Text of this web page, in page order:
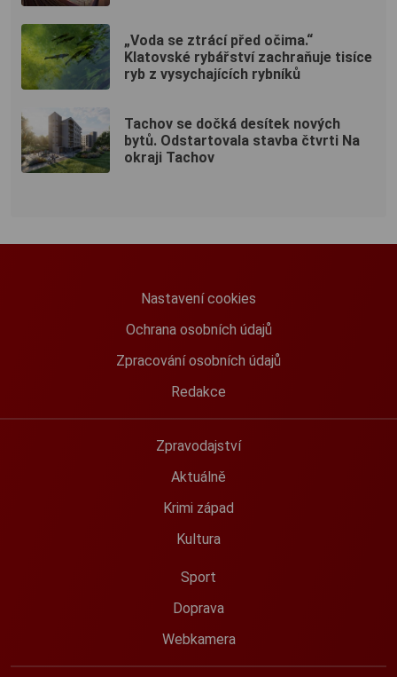
„Voda se ztrácí před očima.“
Klatovské rybářství zachraňuje tisíce
ryb z vysychajících rybníků
Tachov se dočká desítek nových
bytů. Odstartovala stavba čtvrti Na
okraji Tachov
Nastavení cookies
Ochrana osobních údajů
Zpracování osobních údajů
Redakce
Zpravodajství
Aktuálně
Krimi západ
Kultura
Sport
Doprava
Webkamera